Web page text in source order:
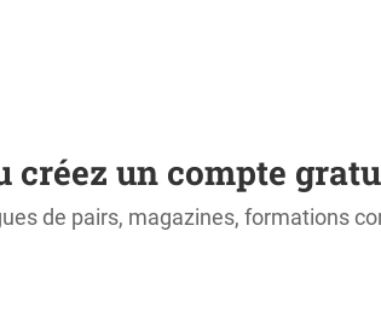
créez un compte
de pairs, magazines, formations